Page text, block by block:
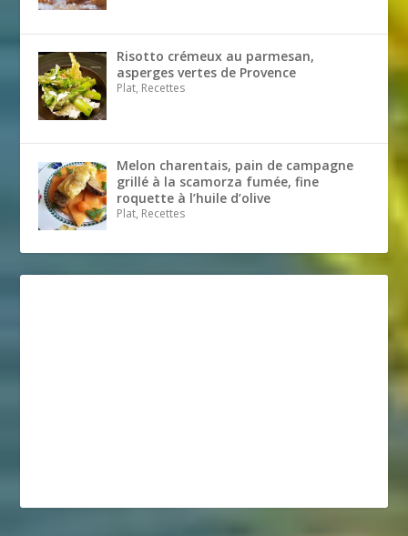
Risotto crémeux au parmesan,
asperges vertes de Provence
Plat, Recettes
Melon charentais, pain de campagne
grillé à la scamorza fumée, fine
roquette à l’huile d’olive
Plat, Recettes